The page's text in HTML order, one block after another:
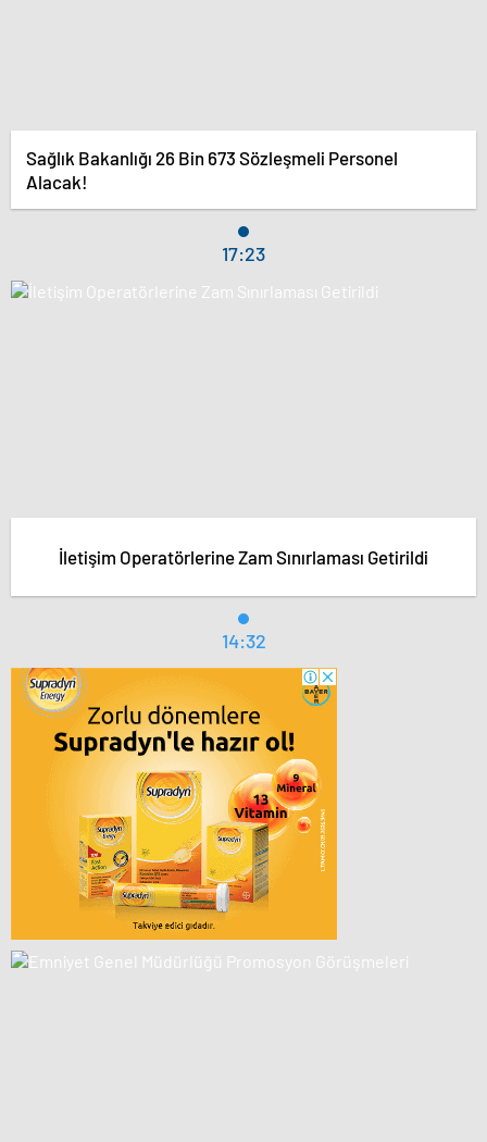
Sağlık Bakanlığı 26 Bin 673 Sözleşmeli Personel
Alacak!
17:23
İletişim Operatörlerine Zam Sınırlaması Getirildi
14:32